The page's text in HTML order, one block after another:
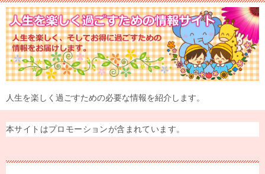
人生を楽しく過ごすための必要な情報を紹介します。
本サイトはプロモーションが含まれています。